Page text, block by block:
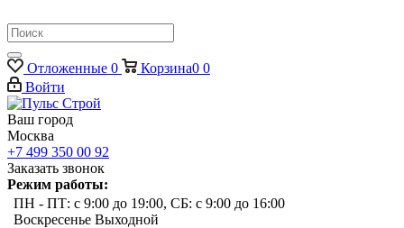
Отложенные 0 Корзина0 0
Войти
Ваш город
Москва
+7 499 350 00 92
Заказать звонок
Режим работы:
ПН - ПТ: с 9:00 до 19:00, СБ: с 9:00 до 16:00
Воскресенье Выходной